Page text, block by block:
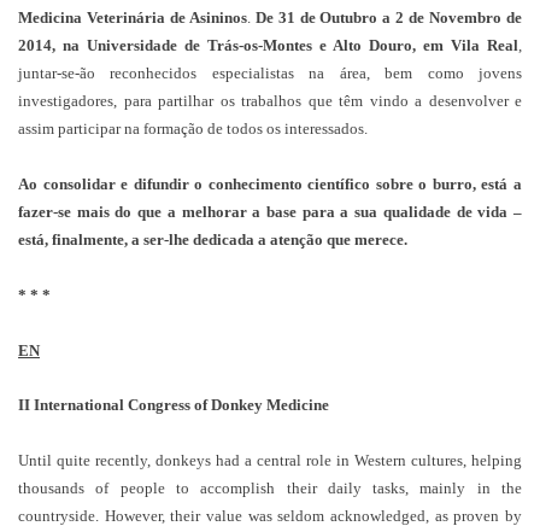
Medicina Veterinária de Asininos. De 31 de Outubro a 2 de Novembro de
2014, na Universidade de Trás-os-Montes e Alto Douro, em Vila Real,
juntar-se-ão reconhecidos especialistas na área, bem como jovens
investigadores, para partilhar os trabalhos que têm vindo a desenvolver e
assim participar na formação de todos os interessados.
Ao consolidar e difundir o conhecimento científico sobre o burro, está a
fazer-se mais do que a melhorar a base para a sua qualidade de vida –
está, finalmente, a ser-lhe dedicada a atenção que merece.
* * *
EN
II International Congress of Donkey Medicine
Until quite recently, donkeys had a central role in Western cultures, helping
thousands of people to accomplish their daily tasks, mainly in the
countryside. However, their value was seldom acknowledged, as proven by